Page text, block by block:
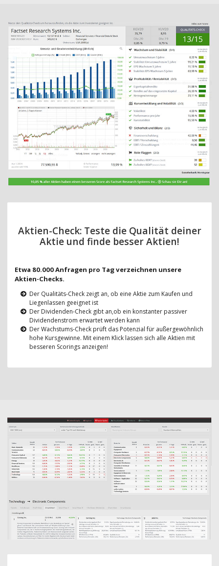
Aktien-Check: Teste die Qualität deiner
Aktie und finde besser Aktien!
Etwa 80.000 Anfragen pro Tag verzeichnen unsere
Aktien-Checks.
Der Qualitäts-Check zeigt an, ob eine Aktie zum Kaufen und
Liegenlassen geeignet ist
Der Dividenden-Check gibt an,ob ein konstanter passiver
Dividendenstrom erwartet werden kann
Der Wachstums-Check prüft das Potenzial für außergewöhnlich
hohe Kursgewinne. Mit einem Klick lassen sich alle Aktien mit
besseren Scorings anzeigen!